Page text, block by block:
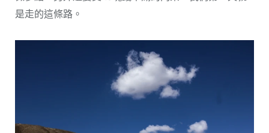
是走的這條路。